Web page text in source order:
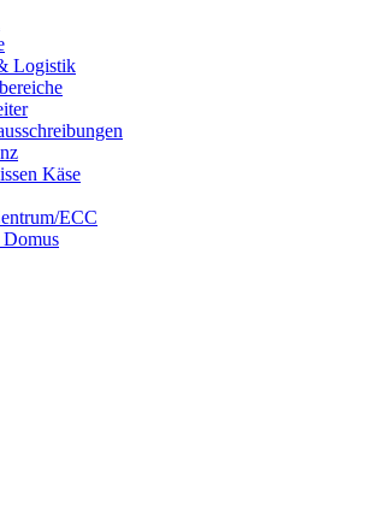
Logistik
Käse
ECC
Domus